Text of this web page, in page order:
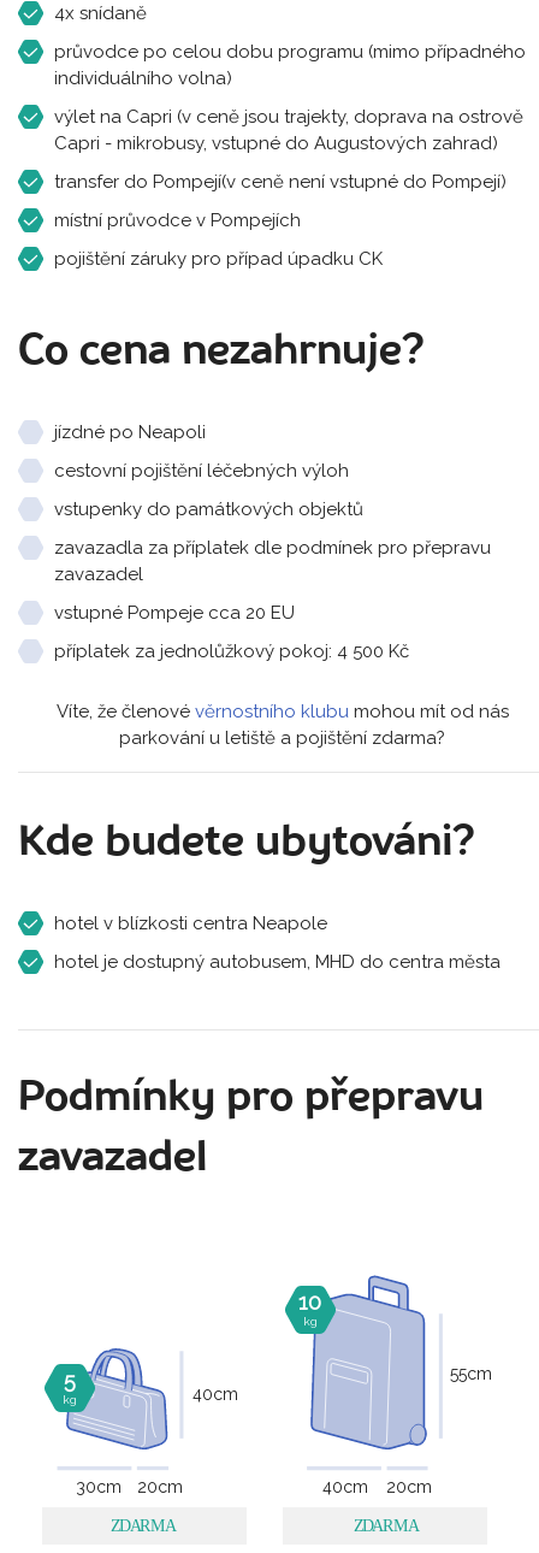
4x snídaně
průvodce po celou dobu programu (mimo případného
individuálního volna)
výlet na Capri (v ceně jsou trajekty, doprava na ostrově
Capri - mikrobusy, vstupné do Augustových zahrad)
transfer do Pompejí(v ceně není vstupné do Pompejí)
místní průvodce v Pompejích
pojištění záruky pro případ úpadku CK
Co cena nezahrnuje?
jízdné po Neapoli
cestovní pojištění léčebných výloh
vstupenky do památkových objektů
zavazadla za příplatek dle podmínek pro přepravu
zavazadel
vstupné Pompeje cca 20 EU
příplatek za jednolůžkový pokoj: 4 500 Kč
Víte, že členové věrnostního klubu mohou mít od nás
parkování u letiště a pojištění zdarma?
Kde budete ubytováni?
hotel v blízkosti centra Neapole
hotel je dostupný autobusem, MHD do centra města
Podmínky pro přepravu
zavazadel
5
kg 40cm
30cm 20cm
10
kg
55cm
40cm 20cm